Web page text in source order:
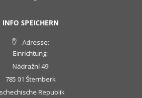
INFO SPEICHERN
Adresse:
Einrichtung:
Nádražní 49
785 01 Šternberk
Republik